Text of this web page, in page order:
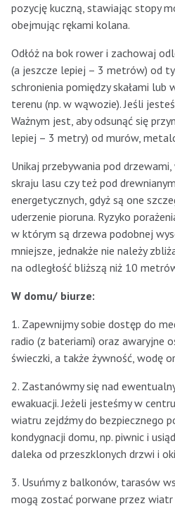
pozycję kuczną, stawiając stopy
obejmując rękami kolana.
Odłóż na bok rower i zachowaj
(a jeszcze lepiej – 3 metrów) od
schronienia pomiędzy skałami lub
terenu (np. w wąwozie). Jeśli
Ważnym jest, aby odsunąć się
lepiej – 3 metry) od murów,
Unikaj przebywania pod
skraju lasu czy też pod
energetycznych, gdyż są one
uderzenie pioruna. Ryzyko
w którym są drzewa podobnej
mniejsze, jednakże nie należy
na odległość bliższą niż 10
W domu/ biurze:
1. Zapewnijmy sobie dostęp do
radio (z bateriami) oraz awaryjne
świeczki, a także żywność, wodę
2. Zastanówmy się nad
ewakuacji. Jeżeli jesteśmy w
wiatru zejdźmy do bezpiecznego
kondygnacji domu, np. piwnic i
daleka od przeszklonych drzwi i
3. Usuńmy z balkonów, tarasów
mogą zostać porwane przez